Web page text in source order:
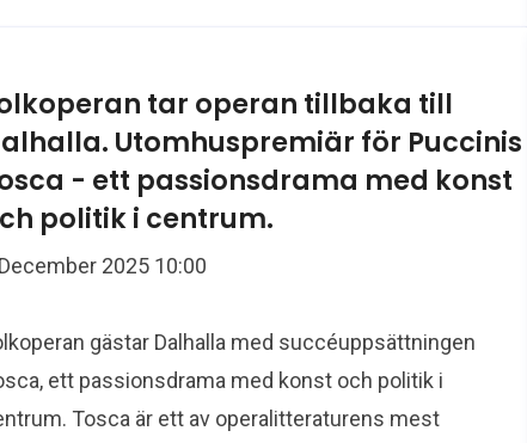
tar operan tillbaka till
Utomhuspremiär för Puccinis
- ett passionsdrama med konst
politik i centrum.
2025 10:00
gästar Dalhalla med succéuppsättningen
ett passionsdrama med konst och politik i
Tosca är ett av operalitteraturens mest